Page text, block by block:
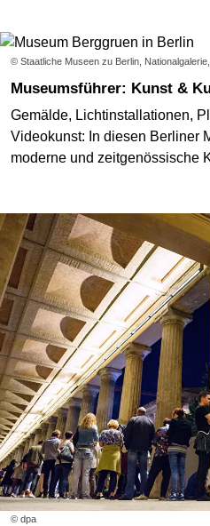
© Staatliche Museen zu Berlin,
Museumsführer: Kunst &
Gemälde, Lichtinstallationen,
Videokunst: In diesen Berliner
moderne und zeitgenössische
© dpa